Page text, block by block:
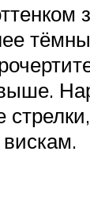
вискам.